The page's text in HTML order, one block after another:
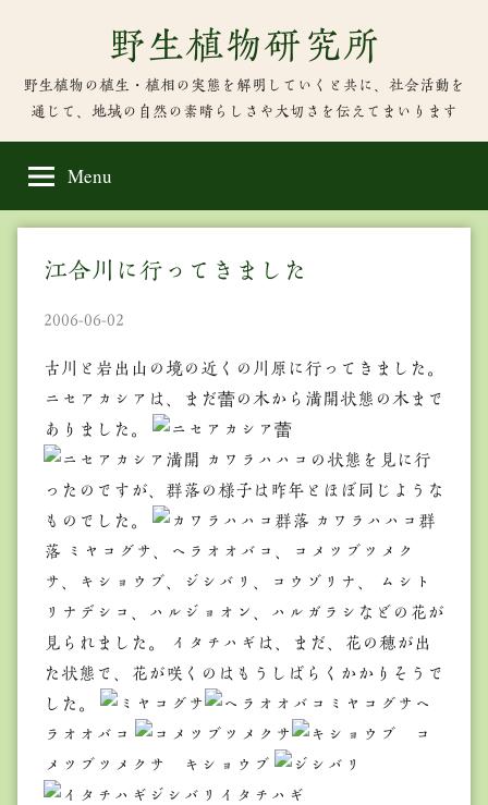
content
野生植物研究所
野生植物の植生・植相の実態を解明していくと共に、社会活動を
通じて、地域の自然の素晴らしさや大切さを伝えてまいります
Menu
江合川に行ってきました
2006-06-02
古川と岩出山の境の近くの川原に行ってきました。
ニセアカシアは、まだ蕾の木から満開状態の木まで
ありました。
カワラハハコの状態を見に行
ったのですが、群落の様子は昨年とほぼ同じような
ものでした。
カワラハハコ群
落 ミヤコグサ、ヘラオオバコ、コメツブツメク
サ、キショウブ、ジシバリ、コウゾリナ、 ムシト
リナデシコ、ハルジョオン、ハルガラシなどの花が
見られました。 イタチハギは、まだ、花の穂が出
た状態で、花が咲くのはもうしばらくかかりそうで
した。
ミヤコグサヘ
ラオオバコ
コ
メツブツメクサ キショウブ
ジシバリイタチハギ